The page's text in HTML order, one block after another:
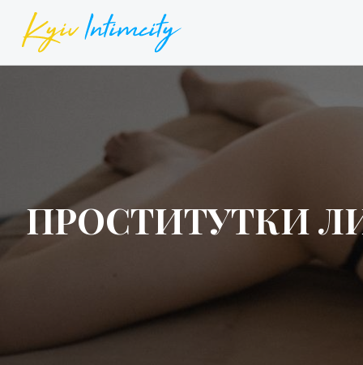
ПРОСТИТУТКИ